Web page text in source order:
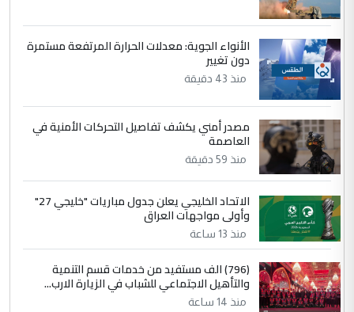
وثروات البلد يعتمد على الكفاءة ...
الموضوع :
بين الإهمال واغتصاب الأرض.. بلاد
الرافدين تعاني الجفاف والتصحر!!
الأنواء الجوية: معدلات الحرارة المرتفعة مستمرة
دون تغيير
منذ 43 دقيقة
مصدر أمني يكشف تفاصيل التحركات الأمنية في
العاصمة
منذ 59 دقيقة
الاتحاد الخليجي يعلن جدول مباريات "خليجي 27"
وأولى مواجهات العراق
منذ 13 ساعة
(796) الف مستفيد من خدمات قسم التنمية
والتأهيل الاجتماعي للشباب في الزيارة الارب...
منذ 14 ساعة